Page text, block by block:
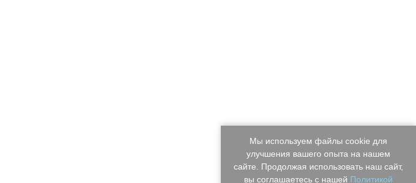
Мы используем файлы cookie для
улучшения вашего опыта на нашем
сайте. Продолжая использовать наш сайт,
вы соглашаетесь с нашей Политикой